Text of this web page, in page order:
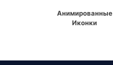
Анимированные
Иконки